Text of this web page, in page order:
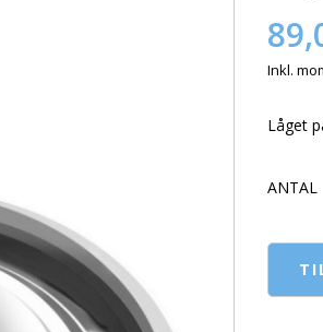
Inkl.
Låget
ANTAL